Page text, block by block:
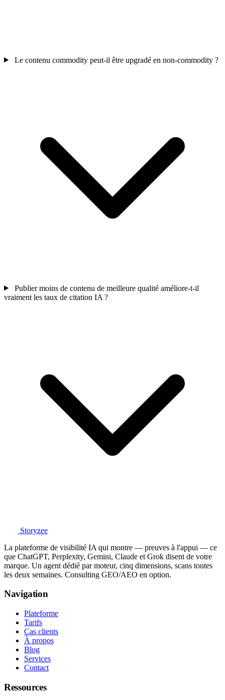
Le contenu commodity peut-il être upgradé en non-commodity ?
Publier moins de contenu de meilleure qualité améliore-t-il
vraiment les taux de citation IA ?
Storyzee
La plateforme de visibilité IA qui montre — preuves à l'appui — ce
que ChatGPT, Perplexity, Gemini, Claude et Grok disent de votre
marque. Un agent dédié par moteur, cinq dimensions, scans toutes
les deux semaines. Consulting GEO/AEO en option.
Navigation
Plateforme
Tarifs
Cas clients
À propos
Blog
Services
Contact
Ressources